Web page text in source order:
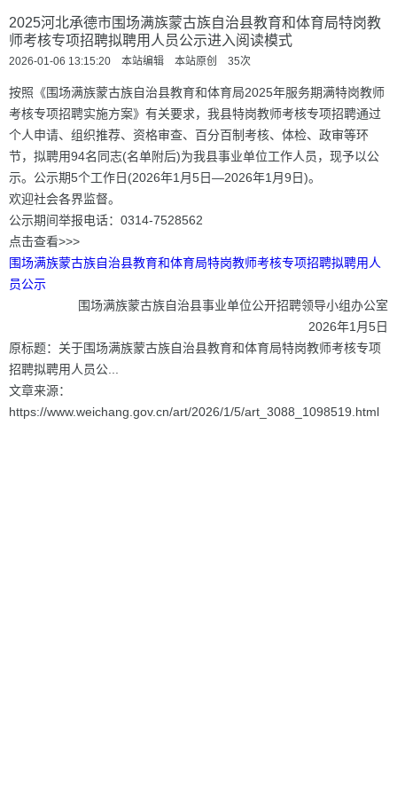
2025河北承德市围场满族蒙古族自治县教育和体育局特岗教
师考核专项招聘拟聘用人员公示进入阅读模式
2026-01-06 13:15:20 本站编辑 本站原创 35次
按照《围场满族蒙古族自治县教育和体育局2025年服务期满特岗教师
考核专项招聘实施方案》有关要求，我县特岗教师考核专项招聘通过
个人申请、组织推荐、资格审查、百分百制考核、体检、政审等环
节，拟聘用94名同志(名单附后)为我县事业单位工作人员，现予以公
示。公示期5个工作日(2026年1月5日—2026年1月9日)。
欢迎社会各界监督。
公示期间举报电话：0314-7528562
点击查看>>>
围场满族蒙古族自治县教育和体育局特岗教师考核专项招聘拟聘用人
员公示
围场满族蒙古族自治县事业单位公开招聘领导小组办公室
2026年1月5日
原标题：关于围场满族蒙古族自治县教育和体育局特岗教师考核专项
招聘拟聘用人员公...
文章来源：
https://www.weichang.gov.cn/art/2026/1/5/art_3088_1098519.html